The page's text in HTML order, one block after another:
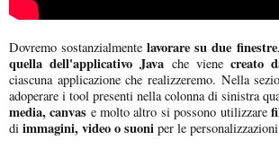
Dovremo sostanzialmentelavorare su due finestre
quella dell'applicativo Java che vienecreato
ciascuna applicazione che realizzeremo. Nella
adoperare i tool presenti nella colonna di sinistra
media, canvas e molto altro si possono utilizzare
di immagini, video o suoni per le